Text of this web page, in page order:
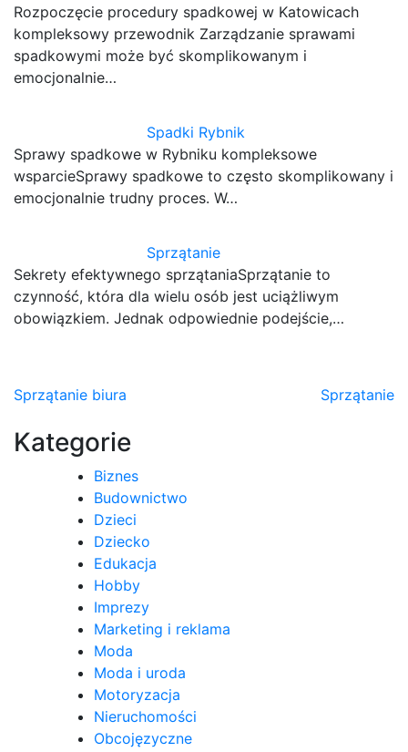
Rozpoczęcie procedury spadkowej w Katowicach
kompleksowy przewodnik Zarządzanie sprawami
spadkowymi może być skomplikowanym i
emocjonalnie…
Spadki Rybnik
Sprawy spadkowe w Rybniku kompleksowe
wsparcieSprawy spadkowe to często skomplikowany i
emocjonalnie trudny proces. W…
Sprzątanie
Sekrety efektywnego sprzątaniaSprzątanie to
czynność, która dla wielu osób jest uciążliwym
obowiązkiem. Jednak odpowiednie podejście,…
Nawigacja
wpisu
Sprzątanie biura Sprzątanie
Kategorie
Biznes
Budownictwo
Dzieci
Dziecko
Edukacja
Hobby
Imprezy
Marketing i reklama
Moda
Moda i uroda
Motoryzacja
Nieruchomości
Obcojęzyczne